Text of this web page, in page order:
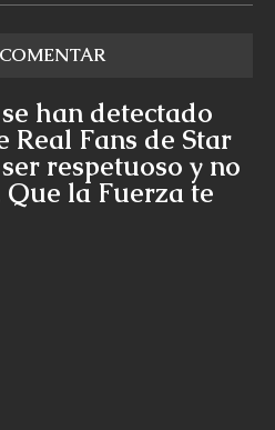
han detectado
Real Fans de Star
respetuoso y no
la Fuerza te